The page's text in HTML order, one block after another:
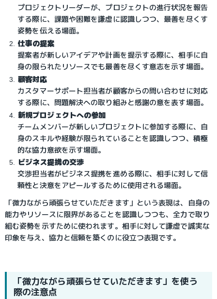
プロジェクトリーダーが、プロジェクトの進行状況を報告
する際に、課題や困難を謙虚に認識しつつ、最善を尽くす
姿勢を伝える場面。
仕事の提案
提案者が新しいアイデアや計画を提示する際に、相手に自
身の限られたリソースでも最善を尽くす意志を示す場面。
顧客対応
カスタマーサポート担当者が顧客からの問い合わせに対応
する際に、問題解決への取り組みと感謝の意を表す場面。
新規プロジェクトへの参加
チームメンバーが新しいプロジェクトに参加する際に、自
身のスキルや経験が限られていることを認識しつつ、積極
的な協力意欲を示す場面。
ビジネス提携の交渉
交渉担当者がビジネス提携を進める際に、相手に対して信
頼性と決意をアピールするために使用される場面。
「微力ながら頑張らせていただきます」という表現は、自身の
能力やリソースに限界があることを認識しつつも、全力で取り
組む姿勢を示すために使われます。相手に対して謙虚で誠実な
印象を与え、協力と信頼を築くのに役立つ表現です。
「微力ながら頑張らせていただきます」を使う
際の注意点